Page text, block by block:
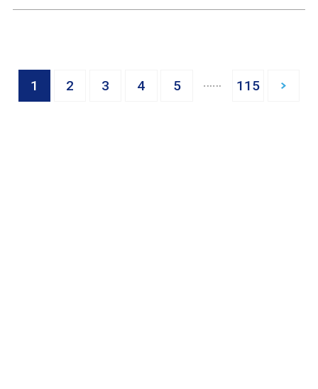
1 2 3 4 5 … 115